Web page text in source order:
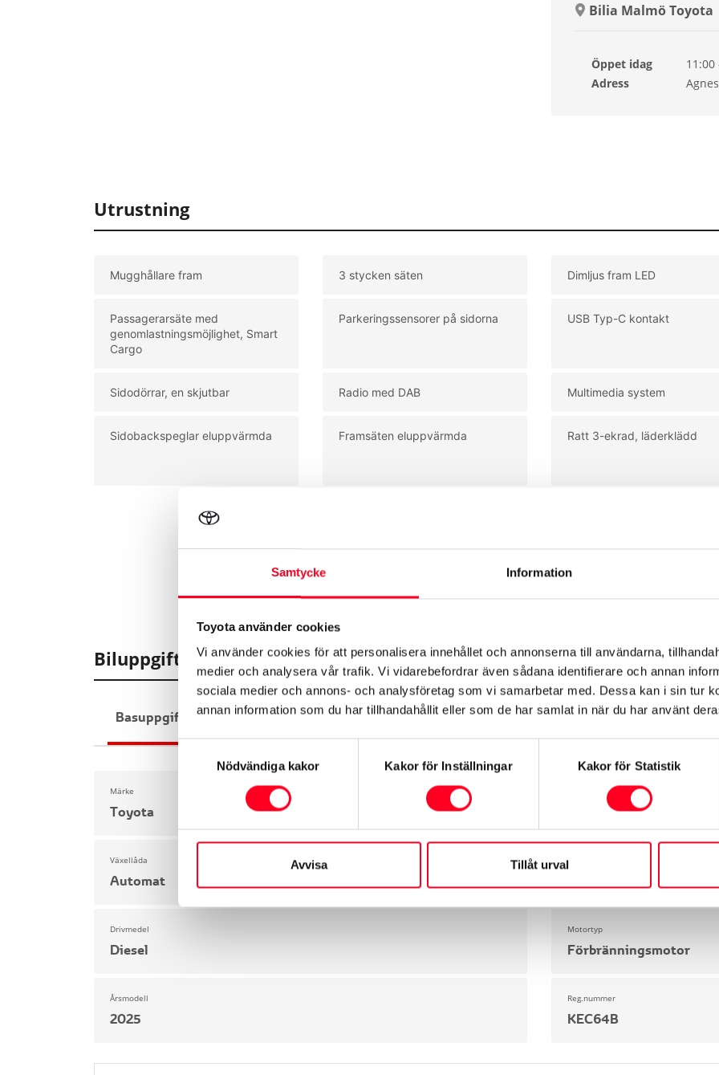
Samtycke Information
Toyota använder cookies
Vi använder cookies för att personalisera innehållet och annonserna till användarna,
medier och analysera vår trafik. Vi vidarebefordrar även sådana identifierare och annan
sociala medier och annons- och analysföretag som vi samarbetar med. Dessa kan i sin tur
annan information som du har tillhandahållit eller som de har samlat in när du har använt
Samtyckesval
Nödvändiga kakor
Kakor för Inställningar Kakor för Statistik
Avvisa Tillåt urval
Bilia Malmö Toyota
Öppet idag
11:00
Adress
Utrustning
Mugghållare fram 3 stycken säten Dimljus fram LED
Passagerarsäte med
genomlastningsmöjlighet, Smart
Cargo
Parkeringssensorer på sidorna USB Typ-C kontakt
Sidodörrar, en skjutbar Radio med DAB Multimedia system
Sidobackspeglar eluppvärmda Framsäten eluppvärmda Ratt 3-ekrad, läderklädd
Biluppgifter
Basuppgifter Funktioner Interiör Exteriör Säkerhet Motor & Prestanda Dimensioner &
Märke
Toyota ProAce
Växellåda
Automat
Miltal
Drivmedel
Diesel
Motortyp
Förbränningsmotor
Årsmodell
2025
Reg.nummer
KEC64B